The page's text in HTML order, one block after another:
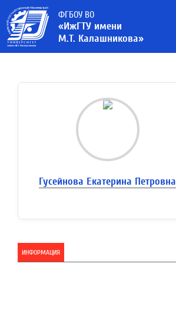
ФГБОУ ВО
«ИжГТУ имени
М.Т. Калашникова»
Гусейнова Екатерина Петровна
ИНФОРМАЦИЯ